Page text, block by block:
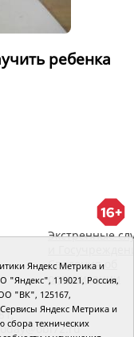
ребенка
Экстренные
Сведения об
организации
Яндекс Метрика и
"Яндекс", 119021, Россия,
"ВК", 125167,
Яндекс Метрика и
сбора технических